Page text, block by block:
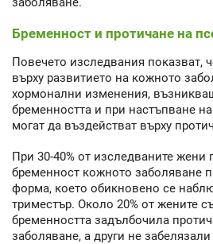
Бременност и протичане на
Повечето изследвания показват,
върху развитието на кожното
хормонални изменения,
бременността и при настъпване
могат да въздействат върху
При 30-40% от изследваните жени
бременност кожното заболяване
форма, което обикновено се
триместър. Около 20% от жените
бременността задълбочила
заболяване, а други не